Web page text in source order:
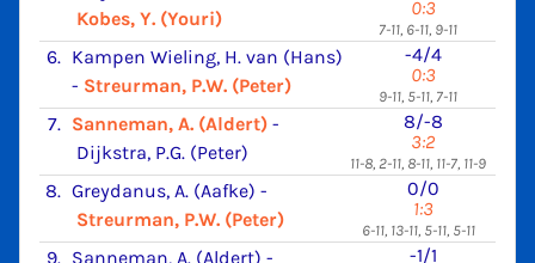
Kobes, Y. (Youri)
0:3
7-11, 6-11, 9-11
6. Kampen Wieling, H. van (Hans)
- Streurman, P.W. (Peter)
-4/4
0:3
9-11, 5-11, 7-11
7. Sanneman, A. (Aldert) -
Dijkstra, P.G. (Peter)
8/-8
3:2
11-8, 2-11, 8-11, 11-7, 11-9
8. Greydanus, A. (Aafke) -
Streurman, P.W. (Peter)
0/0
1:3
6-11, 13-11, 5-11, 5-11
9. Sanneman, A. (Aldert) - -1/1